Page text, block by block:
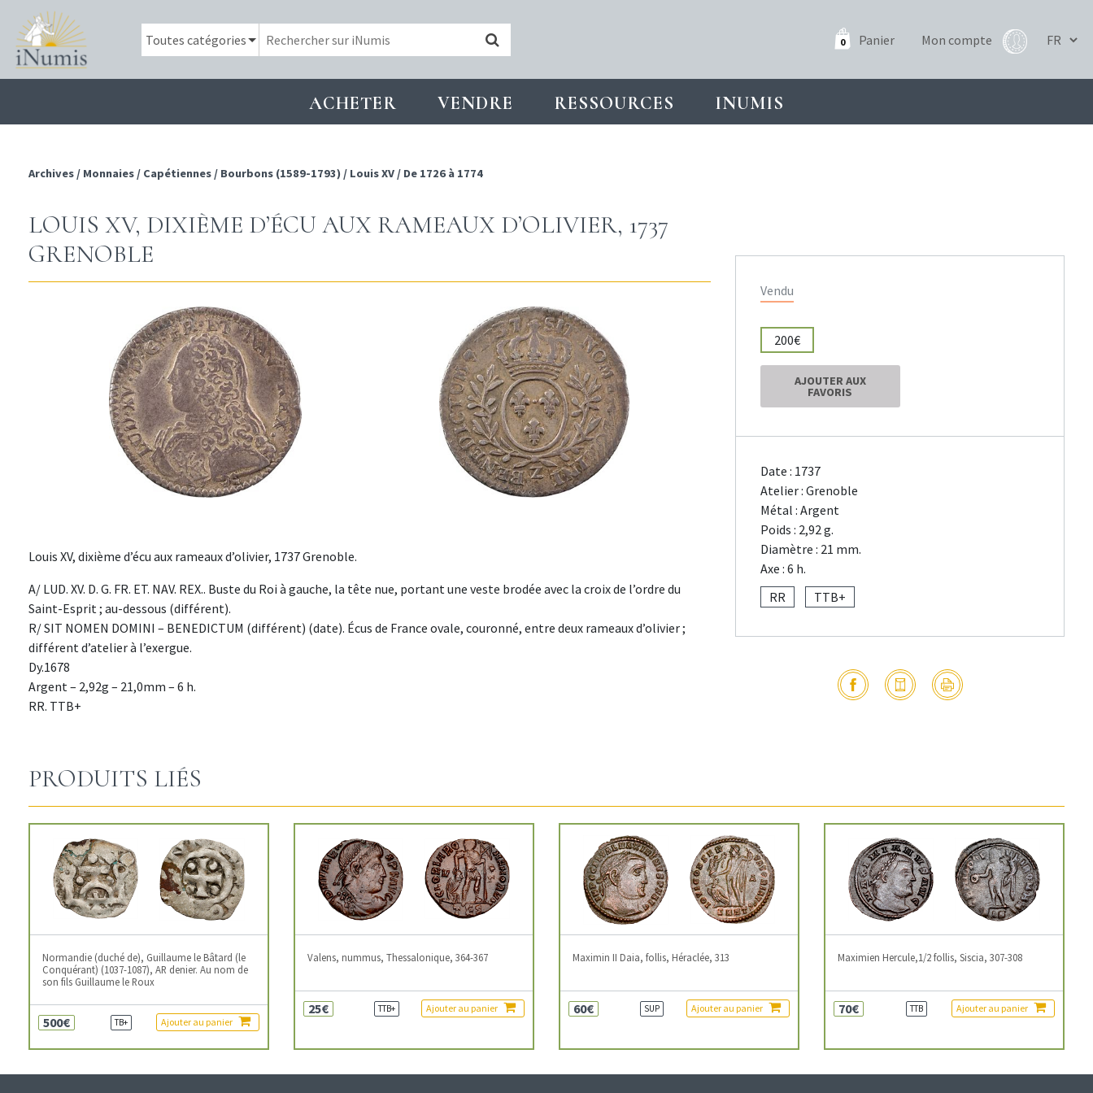
0 Panier Mon compte
ACHETER VENDRE RESSOURCES INUMIS
Archives / Monnaies / Capétiennes / Bourbons (1589-1793) / Louis XV / De 1726 à 1774
LOUIS XV, DIXIÈME D’ÉCU AUX RAMEAUX D’OLIVIER, 1737
GRENOBLE
Louis XV, dixième d’écu aux rameaux d’olivier, 1737 Grenoble.
A/ LUD. XV. D. G. FR. ET. NAV. REX.. Buste du Roi à gauche, la tête nue, portant une veste brodée avec la croix de l’ordre du
Saint-Esprit ; au-dessous (différent).
R/ SIT NOMEN DOMINI – BENEDICTUM (différent) (date). Écus de France ovale, couronné, entre deux rameaux d’olivier ;
différent d’atelier à l’exergue.
Dy.1678
Argent – 2,92g – 21,0mm – 6 h.
RR. TTB+
Vendu
200€
AJOUTER AUX
FAVORIS
Date : 1737
Atelier : Grenoble
Métal : Argent
Poids : 2,92 g.
Diamètre : 21 mm.
Axe : 6 h.
RR
TTB+
PRODUITS LIÉS
Normandie (duché de), Guillaume le Bâtard (le
Conquérant) (1037-1087), AR denier. Au nom de
son fils Guillaume le Roux
500€ TB+ Ajouter au panier
Valens, nummus, Thessalonique, 364-367
25€ TTB+ Ajouter au panier
Maximin II Daia, follis, Héraclée, 313
60€ SUP Ajouter au panier
Maximien Hercule,1/2 follis, Siscia, 307-308
70€ TTB Ajouter au panier